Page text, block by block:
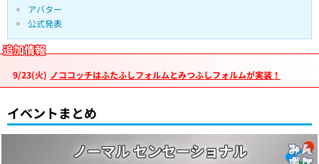
アバター
公式発表
追加情報
9/23(火) ノココッチはふたふしフォルムとみつふしフォルムが実装！
イベントまとめ
ノーマル センセーショナル